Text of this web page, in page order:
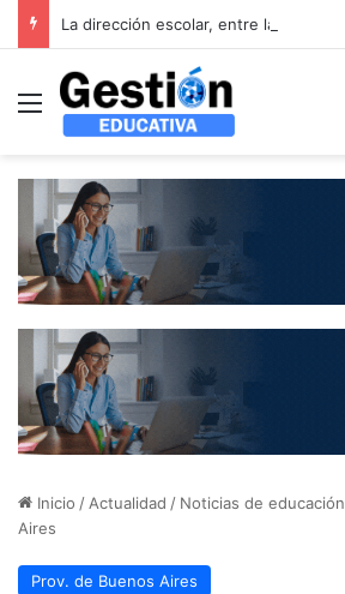
Menú
Inicio / Actualidad / Noticias de educación
Aires
Prov. de Buenos Aires